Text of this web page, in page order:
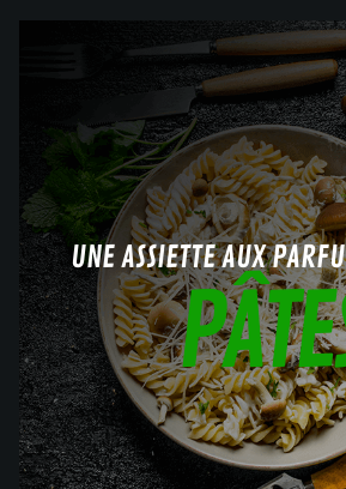
UNE ASSIETTE AUX